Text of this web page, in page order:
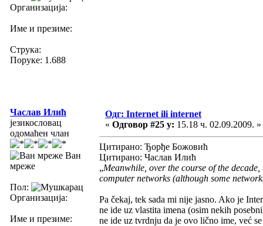
Организација:
Име и презиме:
Струка:
Поруке: 1.688
Часлав Илић
језикословац
одомаћен члан
Ван
мреже
Пол:
Организација:
Име и презиме:
Одг: Internet ili internet
« Одговор #25 у: 15.18 ч. 02.09.2009. »
Цитирано: Ђорђе Божовић
Цитирано: Часлав Илић
„Meanwhile, over the course of the
computer networks (although some
Pa čekaj, tek sada mi nije jasno. Ako je
ne ide uz vlastita imena (osim nekih
ne ide uz tvrdnju da je ovo lično ime, već